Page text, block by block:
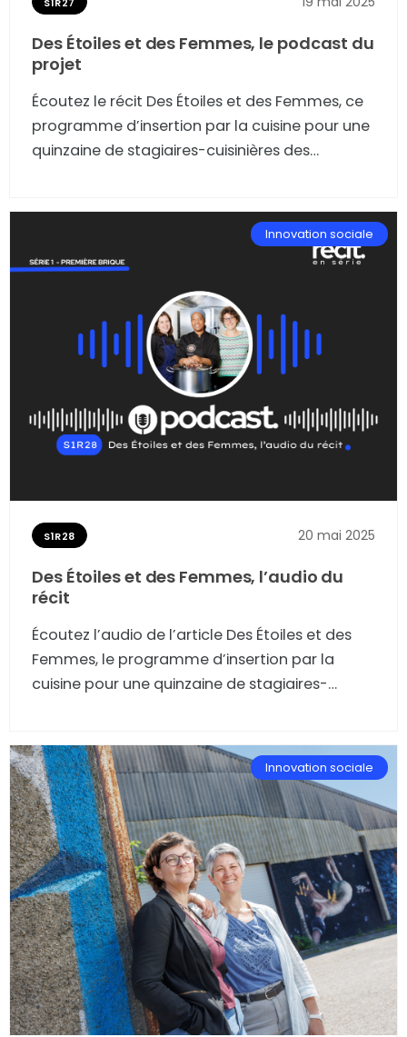
Des Étoiles et des Femmes, le podcast du
projet
Écoutez le récit Des Étoiles et des Femmes, ce
programme d’insertion par la cuisine pour une
quinzaine de stagiaires-cuisinières des
Innovation sociale
S1R28 20 mai 2025
Des Étoiles et des Femmes, l’audio du
récit
Écoutez l’audio de l’article Des Étoiles et des
Femmes, le programme d’insertion par la
cuisine pour une quinzaine de stagiaires-
Innovation sociale